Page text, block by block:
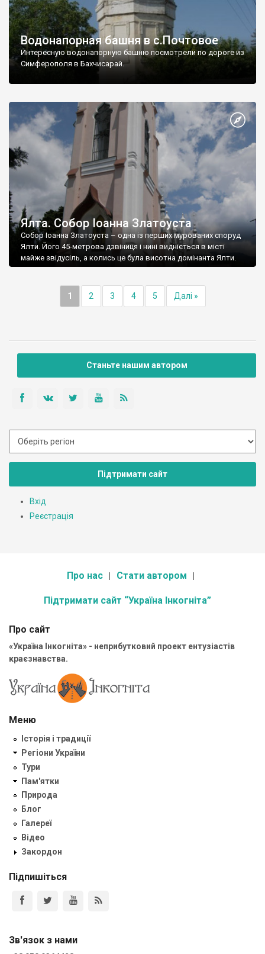
Водонапорная башня в с.Почтовое
Интересную водонапорную башню посмотрели по дороге из
Симферополя в Бахчисарай.
Ялта. Собор Іоанна Златоуста
Собор Іоанна Златоуста – одна із перших мурованих споруд
Ялти. Його 45-метрова дзвіниця і нині видніється в місті
майже звідусіль, а колись це була висотна домінанта Ялти.
1 2 3 4 5 Далі »
Станьте нашим автором
Підтримати сайт
Вхід
Реєстрація
Про нас Стати автором
Підтримати сайт “Україна Інкогніта”
Про сайт
«Україна Інкогніта» - неприбутковий проект ентузіастів
краєзнавства.
Меню
Історія і традиції
Регіони України
Тури
Пам'ятки
Природа
Блог
Галереї
Відео
Закордон
Підпишіться
Зв'язок з нами